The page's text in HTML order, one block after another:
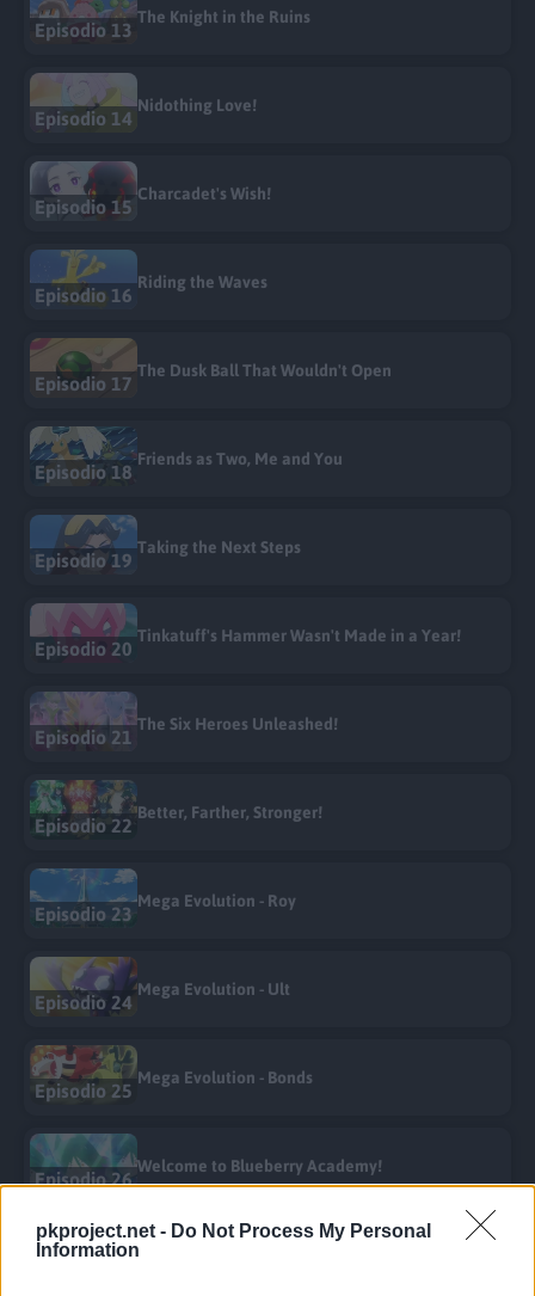
pkproject.net - Do Not Process My Personal
Information
Episodio 13
The Knight in the Ruins
Episodio 14
Nidothing Love!
Episodio 15
Charcadet's Wish!
Episodio 16
Riding the Waves
Episodio 17
The Dusk Ball That Wouldn't Open
Episodio 18
Friends as Two, Me and You
Episodio 19
Taking the Next Steps
Episodio 20
Tinkatuff's Hammer Wasn't Made in a Year!
Episodio 21
The Six Heroes Unleashed!
Episodio 22
Better, Farther, Stronger!
Episodio 23
Mega Evolution - Roy
Episodio 24
Mega Evolution - Ult
Episodio 25
Mega Evolution - Bonds
Episodio 26
Welcome to Blueberry Academy!
Terarium Training!